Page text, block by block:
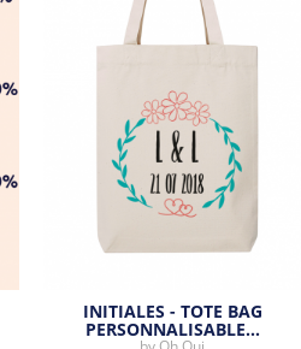
INITIALES - TOTE BAG
PERSONNALISABLE…